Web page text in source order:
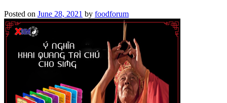
Posted on June 28, 2021 by foodforum